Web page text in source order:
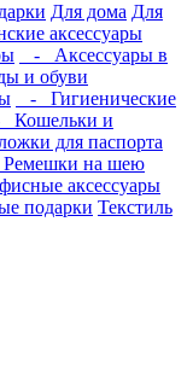
Для дома Для
аксессуары
- Аксессуары в
и обуви
- Гигиенические
и
для паспорта
на шею
аксессуары
подарки Текстиль